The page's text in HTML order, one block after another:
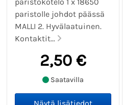
paristolle johdot päässä
MALLI 2. Hyvälaatuinen.
Kontaktit...
2,50 €
Saatavilla